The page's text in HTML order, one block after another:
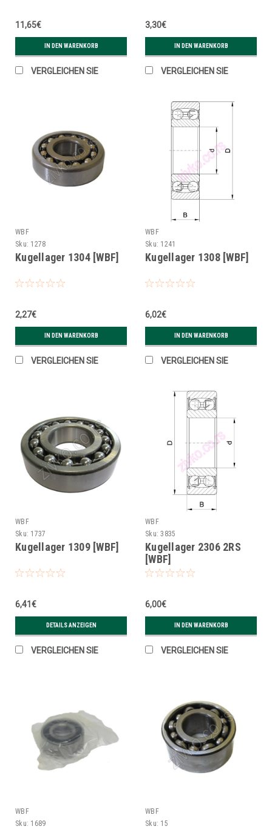
11,65€
IN DEN WARENKORB
VERGLEICHEN SIE
3,30€
IN DEN WARENKORB
VERGLEICHEN SIE
WBF
Sku: 1278
Kugellager 1304 [WBF]
2,27€
IN DEN WARENKORB
VERGLEICHEN SIE
WBF
Sku: 1241
Kugellager 1308 [WBF]
6,02€
IN DEN WARENKORB
VERGLEICHEN SIE
WBF
Sku: 1737
Kugellager 1309 [WBF]
6,41€
DETAILS ANZEIGEN
VERGLEICHEN SIE
WBF
Sku: 3835
Kugellager 2306 2RS
[WBF]
6,00€
IN DEN WARENKORB
VERGLEICHEN SIE
WBF
Sku: 1689
WBF
Sku: 15